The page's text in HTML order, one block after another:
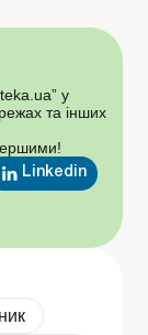
у
та інших
Linkedin